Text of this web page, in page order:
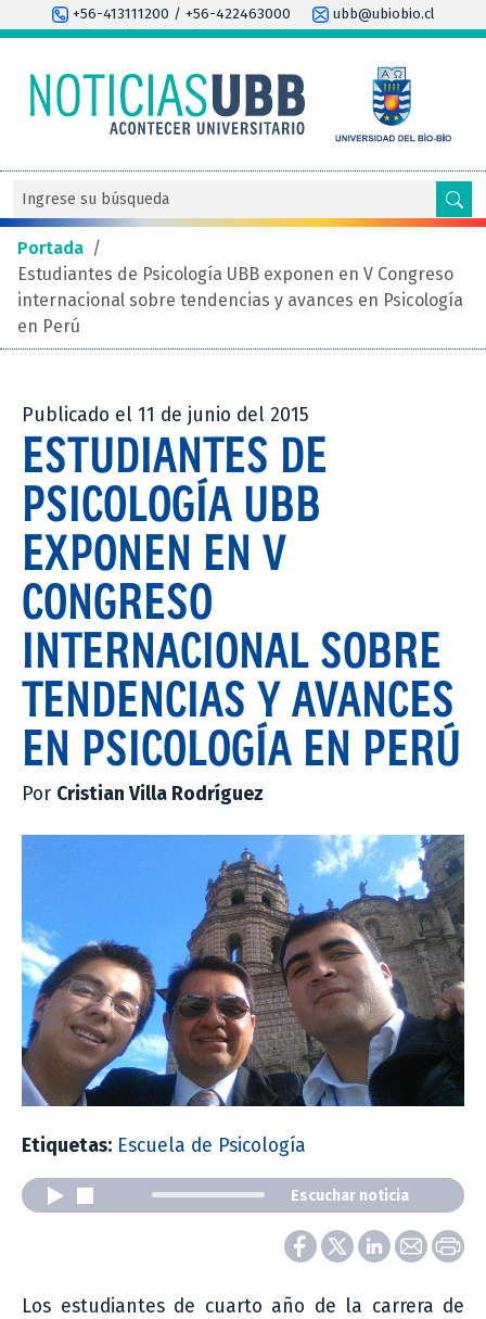
+56-413111200 / +56-422463000 ubb@ubiobio.cl
Portada /
Estudiantes de Psicología UBB exponen en V Congreso
internacional sobre tendencias y avances en Psicología
en Perú
Publicado el 11 de junio del 2015
ESTUDIANTES DE
PSICOLOGÍA UBB
EXPONEN EN V
CONGRESO
INTERNACIONAL SOBRE
TENDENCIAS Y AVANCES
EN PSICOLOGÍA EN PERÚ
Por Cristian Villa Rodríguez
Etiquetas: Escuela de Psicología
Escuchar noticia
Los estudiantes de cuarto año de la carrera de